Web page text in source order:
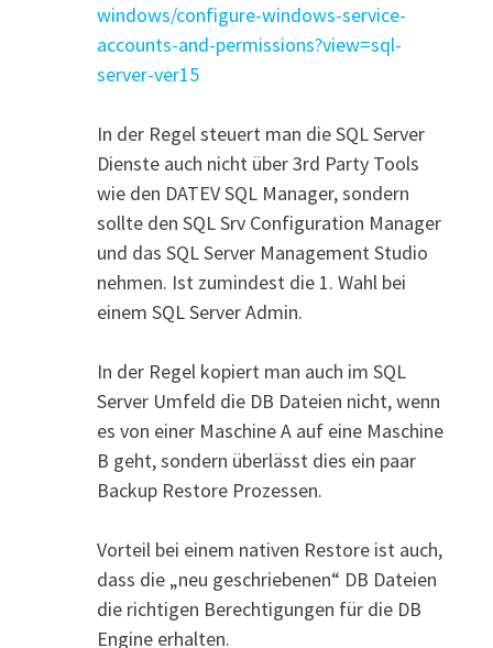
windows/configure-windows-service-
accounts-and-permissions?view=sql-
server-ver15
In der Regel steuert man die SQL Server
Dienste auch nicht über 3rd Party Tools
wie den DATEV SQL Manager, sondern
sollte den SQL Srv Configuration Manager
und das SQL Server Management Studio
nehmen. Ist zumindest die 1. Wahl bei
einem SQL Server Admin.
In der Regel kopiert man auch im SQL
Server Umfeld die DB Dateien nicht, wenn
es von einer Maschine A auf eine Maschine
B geht, sondern überlässt dies ein paar
Backup Restore Prozessen.
Vorteil bei einem nativen Restore ist auch,
dass die „neu geschriebenen“ DB Dateien
die richtigen Berechtigungen für die DB
Engine erhalten.